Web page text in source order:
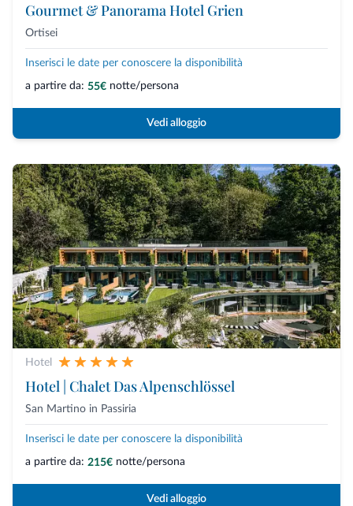
Gourmet & Panorama Hotel Grien
Ortisei
Inserisci le date per conoscere la disponibilità
a partire da: 55€ notte/persona
Vedi alloggio
Hotel
Hotel | Chalet Das Alpenschlössel
San Martino in Passiria
Inserisci le date per conoscere la disponibilità
a partire da: 215€ notte/persona
Vedi alloggio